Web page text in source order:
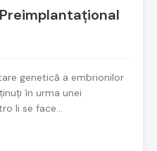
genetică a embrionilor
în urma unei
li se face…